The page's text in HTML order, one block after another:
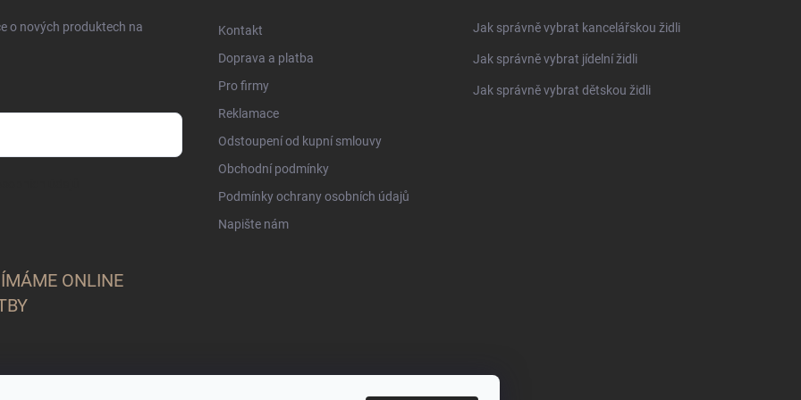
o nových produktech na
Kontakt
Doprava a platba
Pro firmy
Reklamace
Odstoupení od kupní smlouvy
Obchodní podmínky
Podmínky ochrany osobních údajů
Napište nám
Jak správně vybrat kancelářskou židli
Jak správně vybrat jídelní židli
Jak správně vybrat dětskou židli
ONLINE